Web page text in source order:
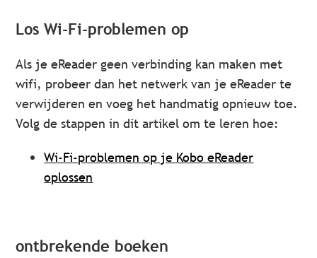
Los Wi-Fi-problemen op
Als je eReader geen verbinding kan maken met
wifi, probeer dan het netwerk van je eReader te
verwijderen en voeg het handmatig opnieuw toe.
Volg de stappen in dit artikel om te leren hoe:
Wi-Fi-problemen op je Kobo eReader
oplossen
ontbrekende boeken